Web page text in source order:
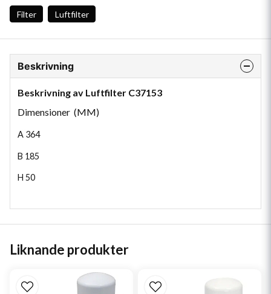
Filter Luftfilter
Beskrivning
Beskrivning av Luftfilter C37153
Dimensioner (MM)
A 364
B 185
H 50
Liknande produkter